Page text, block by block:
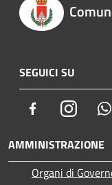
SEGUICI SU
Facebook
AMMINISTRAZIONE
Organi di